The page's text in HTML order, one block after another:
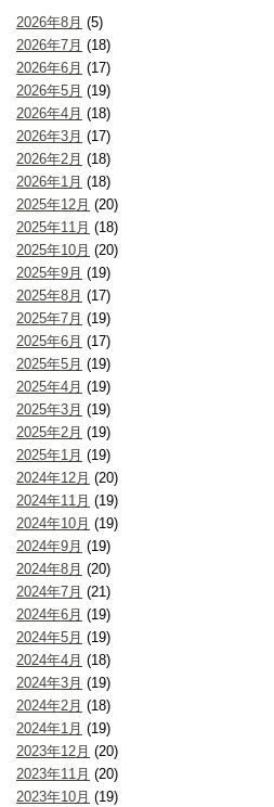
2026年8月 (5)
2026年7月 (18)
2026年6月 (17)
2026年5月 (19)
2026年4月 (18)
2026年3月 (17)
2026年2月 (18)
2026年1月 (18)
2025年12月 (20)
2025年11月 (18)
2025年10月 (20)
2025年9月 (19)
2025年8月 (17)
2025年7月 (19)
2025年6月 (17)
2025年5月 (19)
2025年4月 (19)
2025年3月 (19)
2025年2月 (19)
2025年1月 (19)
2024年12月 (20)
2024年11月 (19)
2024年10月 (19)
2024年9月 (19)
2024年8月 (20)
2024年7月 (21)
2024年6月 (19)
2024年5月 (19)
2024年4月 (18)
2024年3月 (19)
2024年2月 (18)
2024年1月 (19)
2023年12月 (20)
2023年11月 (20)
2023年10月 (19)